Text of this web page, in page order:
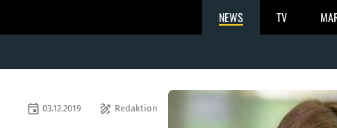
NEWS TV
draw Redaktion
event 03.12.2019